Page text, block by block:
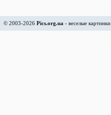
© 2003-2026 Pics.org.ua - веселые картинки